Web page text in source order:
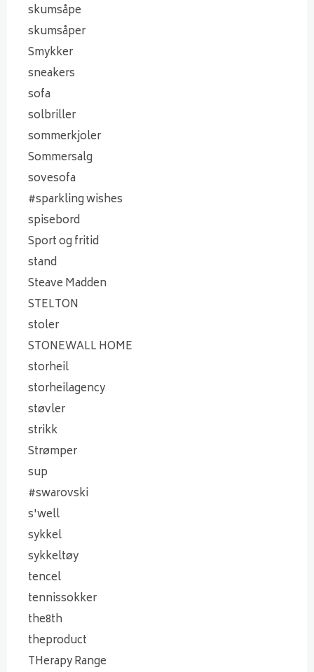
skumsåpe
skumsåper
Smykker
sneakers
sofa
solbriller
sommerkjoler
Sommersalg
sovesofa
#sparkling wishes
spisebord
Sport og fritid
stand
Steave Madden
STELTON
stoler
STONEWALL HOME
storheil
storheilagency
støvler
strikk
Strømper
sup
#swarovski
s'well
sykkel
sykkeltøy
tencel
tennissokker
the8th
theproduct
THerapy Range